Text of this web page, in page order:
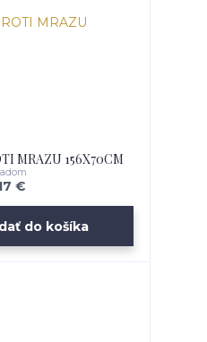
MRAZU 156X70CM
€
do košíka